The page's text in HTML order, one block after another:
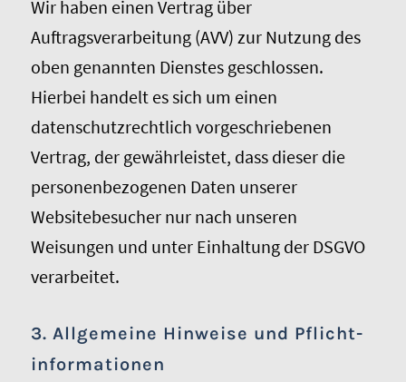
Wir haben einen Vertrag über
Auftragsverarbeitung (AVV) zur Nutzung des
oben genannten Dienstes geschlossen.
Hierbei handelt es sich um einen
datenschutzrechtlich vorgeschriebenen
Vertrag, der gewährleistet, dass dieser die
personenbezogenen Daten unserer
Websitebesucher nur nach unseren
Weisungen und unter Einhaltung der DSGVO
verarbeitet.
3. Allgemeine Hinweise und Pflicht­
informationen